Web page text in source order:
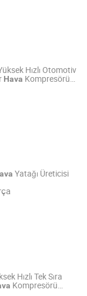
Hızlı Otomotiv
Hava Kompresörü
Yatağı Üreticisi
Hızlı Tek Sıra
Kompresörü
Ltd.